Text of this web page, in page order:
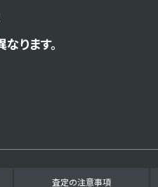
ります。
査定の注意事項